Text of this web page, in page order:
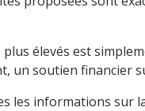
plus élevés est
un soutien financier
les informations sur